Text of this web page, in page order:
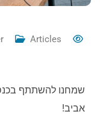
Articles
שמחנו להשתתף
אביב!